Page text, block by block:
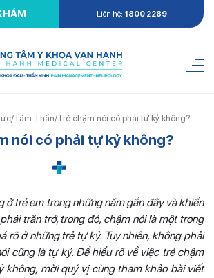
Liên hệ: 1800 2289
/Tâm Thần/Trẻ chậm nói có phải tự kỷ không?
nói có phải tự kỷ không?
ở trẻ em trong những năm gần đây và khiến
trăn trở, trong đó, chậm nói là một trong
rõ ở những trẻ tự kỷ. Tuy nhiên, không phải
cũng là tự kỷ. Để hiểu rõ về việc trẻ chậm
không, mời quý vị cùng tham khảo bài viết